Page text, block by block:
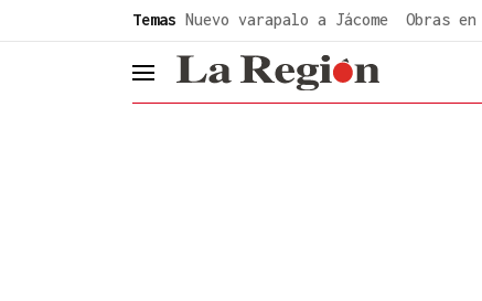
Temas Nuevo varapalo a Jácome Obras
header.menu.open